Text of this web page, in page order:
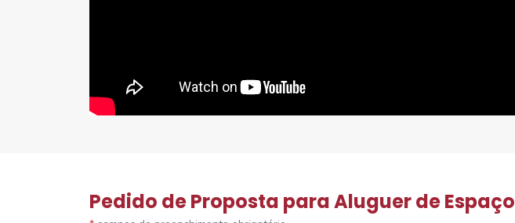
Pedido de Proposta para Aluguer de Espaço